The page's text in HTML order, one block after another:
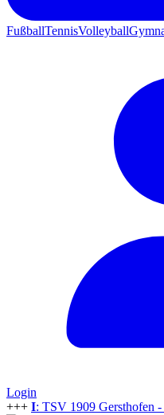
FußballTennisVolleyball
Login
+++ I: TSV 1909 Gersthofen